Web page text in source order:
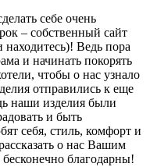
себе очень
– собственный сайт
находитесь)! Ведь пора
и начинать покорять
чтобы о нас узнало
отправились к еще
наши изделия были
и быть
себя, стиль, комфорт и
о нас Вашим
благодарны!